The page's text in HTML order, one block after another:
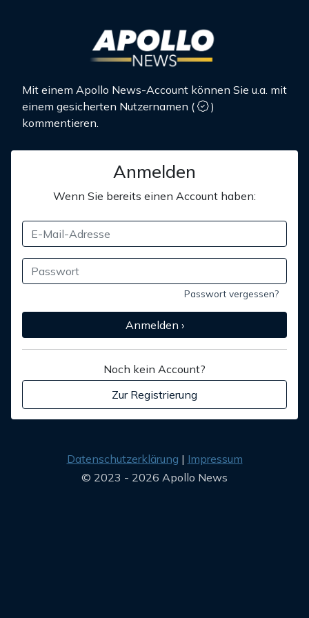
Mit einem Apollo News-Account können Sie u.a. mit
einem gesicherten Nutzernamen (
)
kommentieren.
Anmelden
Wenn Sie bereits einen Account haben:
Passwort vergessen?
Anmelden ›
Noch kein Account?
Zur Registrierung
Datenschutzerklärung
Impressum
© 2023 - 2026 Apollo News